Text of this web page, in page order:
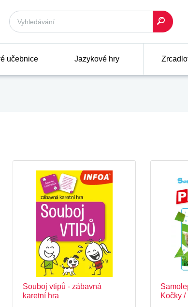
učebnice Jazykové hry
Souboj vtipů - zábavná
karetní hra
Kočky /